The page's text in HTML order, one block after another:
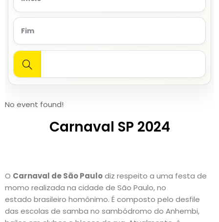
No event found!
Carnaval SP 2024
O Carnaval de São Paulodiz respeito a uma festa de
momo realizada na cidade de São Paulo, no
estado brasileiro homônimo. É composto pelo desfile
das escolas de samba no sambódromo do Anhembi,